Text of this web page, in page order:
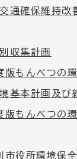
収集計画